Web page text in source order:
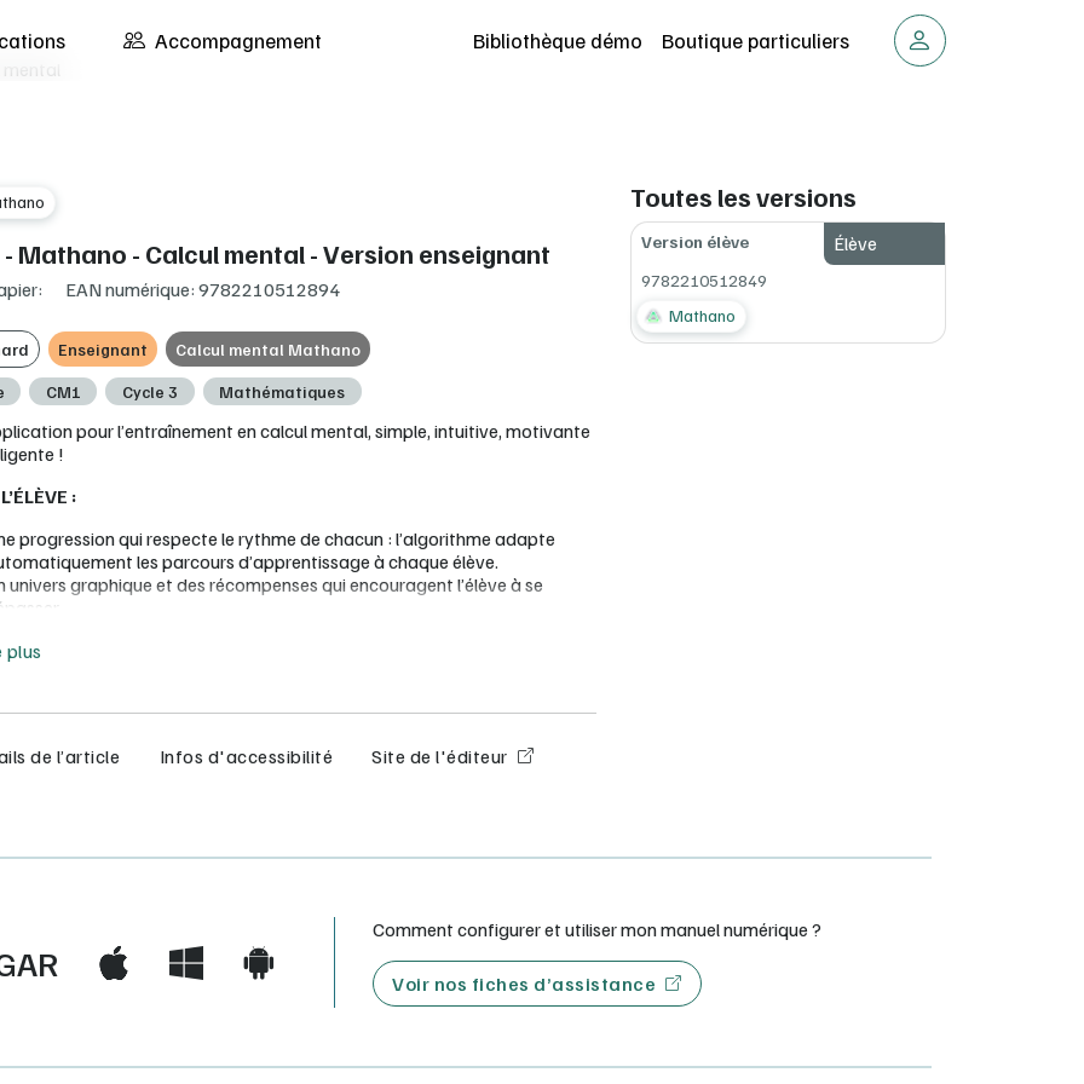
Accompagnement Bibliothèque démo Boutique particuliers
- Mathano - Calcul mental - Version enseignant
EAN numérique: 9782210512894
Enseignant Calcul mental Mathano
CM1 Cycle 3 Mathématiques
pour l’entraînement en calcul mental, simple, intuitive, motivante
!
:
progression qui respecte le rythme de chacun : l’algorithme adapte
les parcours d’apprentissage à chaque élève.
univers graphique et des récompenses qui encouragent l’élève à se
:
suivi des élèves et de leurs progrès très fin et détaillé qui permet de
mise à jour très régulière de l’application pour tenir compte des besoins
plus
de l’article Infos d'accessibilité Site de l'éditeur
Toutes les versions
Élève
Version élève
9782210512849
Mathano
Comment configurer et utiliser mon manuel numérique ?
Voir nos fiches d’assistance